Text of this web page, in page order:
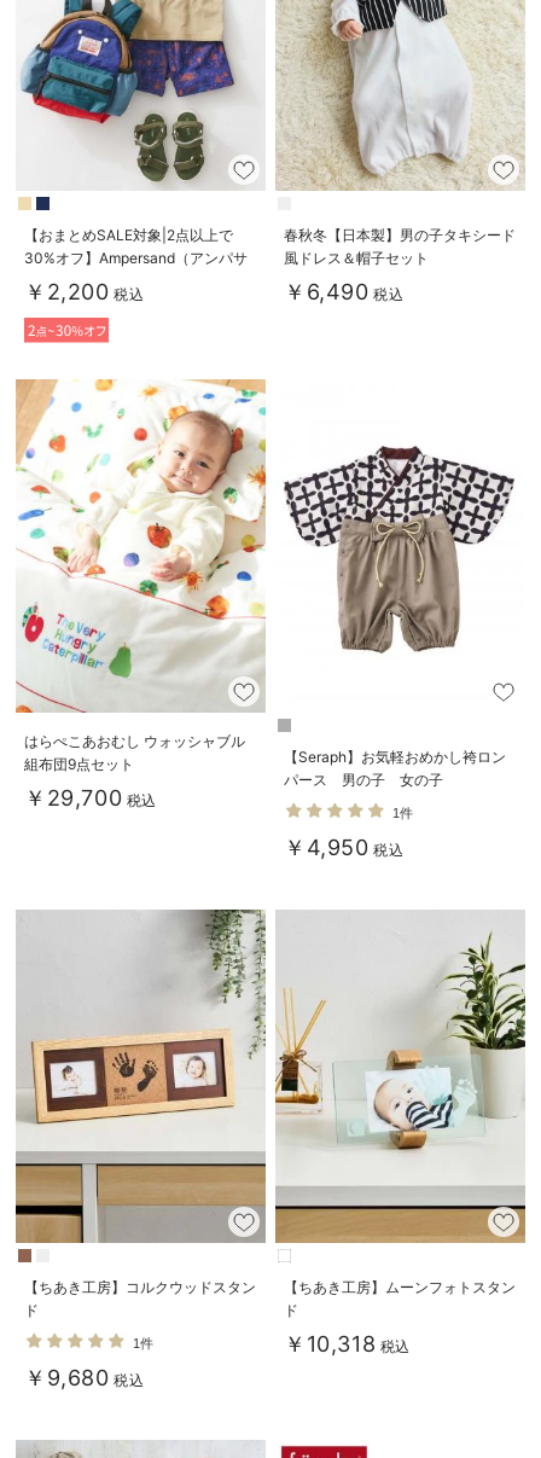
【おまとめSALE対象|2点以上で
30%オフ】Ampersand（アンパサ
ンド）アウトドア柄Tシャツ＆パン
ツ2点セット
￥2,200 税込
春秋冬【日本製】男の子タキシード
風ドレス＆帽子セット
￥6,490 税込
はらぺこあおむし ウォッシャブル
組布団9点セット
￥29,700 税込
【Seraph】お気軽おめかし袴ロン
パース 男の子 女の子
1件
￥4,950 税込
【ちあき工房】コルクウッドスタン
ド
1件
￥9,680 税込
【ちあき工房】ムーンフォトスタン
ド
￥10,318 税込
お気に入り商品を確認する